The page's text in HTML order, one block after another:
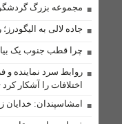
ایران فقط «مبارزه» است
مسئولان لالی و حکایت
وقتی نفس‌های بلوط به
موازی‌کاری در دستگاه‌های
گامی بلند توسعه
مجموعه بزرگ
جاده لالی به
چرا قطب جنوب یک
روابط سرد نماینده و
اختلافات را آشکار
امشاسپندان: خدایان